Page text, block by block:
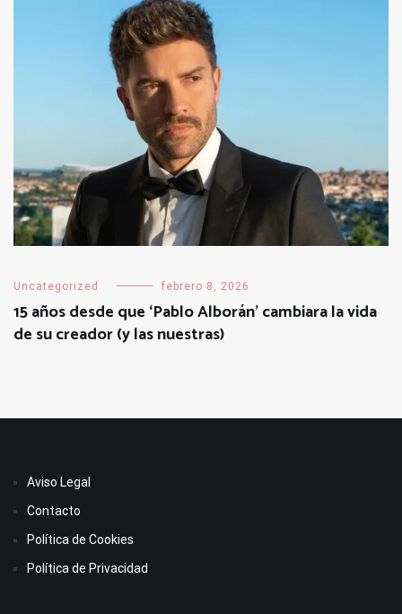
Uncategorized febrero 8, 2026
15 años desde que ‘Pablo Alborán’ cambiara la vida
de su creador (y las nuestras)
Aviso Legal
Contacto
Política de Cookies
Política de Privacidad